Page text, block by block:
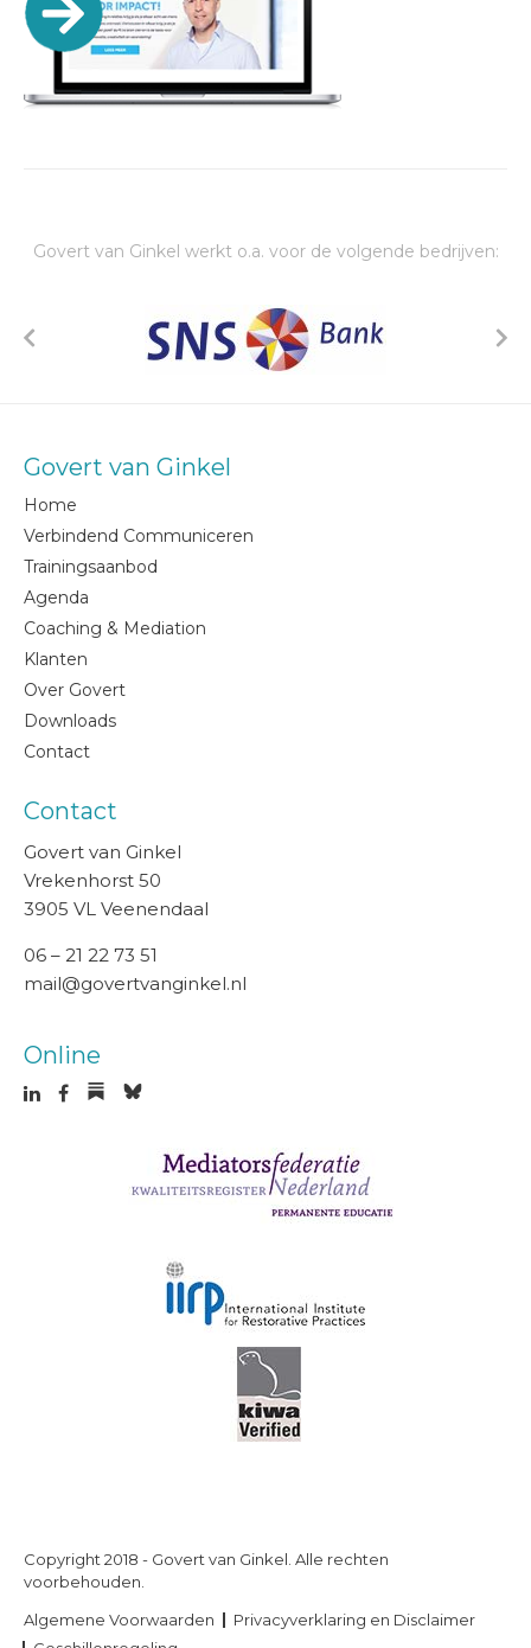
Govert van Ginkel werkt o.a. voor de volgende bedrijven:
Govert van Ginkel
Home
Verbindend Communiceren
Trainingsaanbod
Agenda
Coaching & Mediation
Klanten
Over Govert
Downloads
Contact
Contact
Govert van Ginkel
Vrekenhorst 50
3905 VL Veenendaal
06 – 21 22 73 51
mail@govertvanginkel.nl
Online
Copyright 2018 - Govert van Ginkel. Alle rechten
voorbehouden.
Algemene Voorwaarden
Privacyverklaring en Disclaimer